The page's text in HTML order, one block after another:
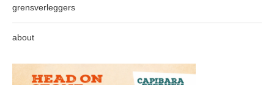
grensverleggers
about